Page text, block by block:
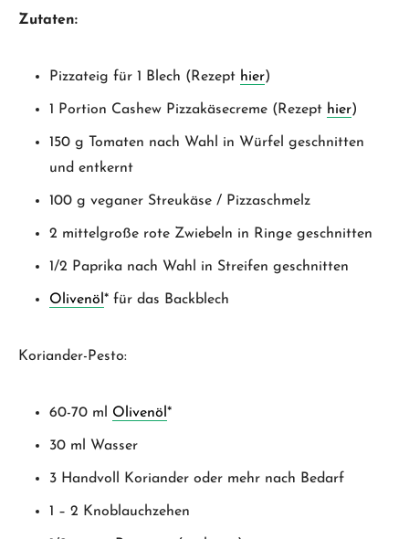
Zutaten:
Pizzateig für 1 Blech (Rezept hier)
1 Portion Cashew Pizzakäsecreme (Rezept hier)
150 g Tomaten nach Wahl in Würfel geschnitten
und entkernt
100 g veganer Streukäse / Pizzaschmelz
2 mittelgroße rote Zwiebeln in Ringe geschnitten
1/2 Paprika nach Wahl in Streifen geschnitten
Olivenöl * für das Backblech
Koriander-Pesto:
60-70 ml Olivenöl *
30 ml Wasser
3 Handvoll Koriander oder mehr nach Bedarf
1 – 2 Knoblauchzehen